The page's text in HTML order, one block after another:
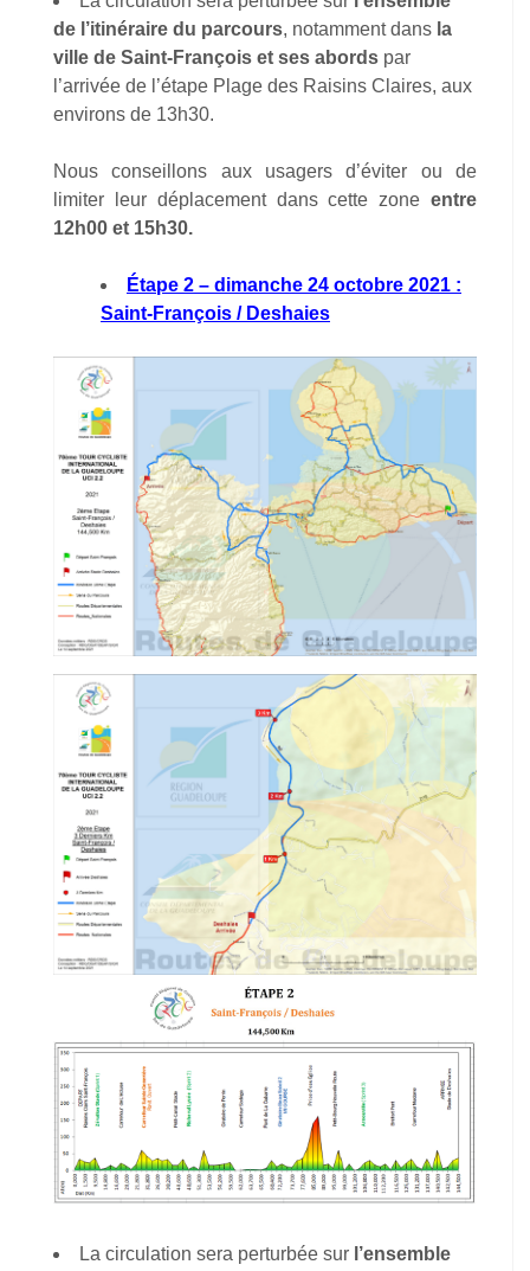
de l’itinéraire du parcours, notamment dans la
ville de Saint-François et ses abords par
l’arrivée de l’étape Plage des Raisins Claires, aux
environs de 13h30.
Nous conseillons aux usagers d’éviter ou de
limiter leur déplacement dans cette zone entre
12h00 et 15h30.
Étape 2 – dimanche 24 octobre 2021 :
Saint-François / Deshaies
La circulation sera perturbée sur l’ensemble